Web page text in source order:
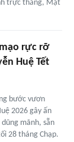
trực thăng, Mặt
rực rỡ
Huệ Tết
bước vươn
2026 gây ấn
mãnh, sẵn
28 tháng Chạp.